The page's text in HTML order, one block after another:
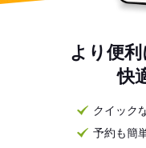
より便
快
クイック
予約も簡